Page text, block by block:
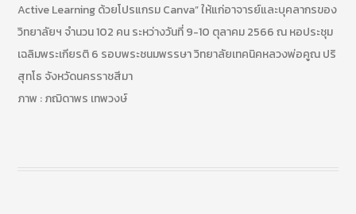
Active Learning ด้วยโปรแกรม Canva” ให้แก่อาจารย์และบุคลากรของ
วิทยาลัยฯ จำนวน 102 คน ระหว่างวันที่ 9-10 ตุลาคม 2566 ณ หอประชุม
เฉลิมพระเกียรติ 6 รอบพระชนมพรรษา วิทยาลัยเทคนิคหลวงพ่อคูณ ปริ
สุทโธ จังหวัดนครราชสีมา
ภาพ : ภฌิดาพร เทพวงษ์